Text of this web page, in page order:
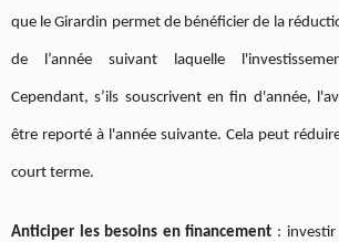
que le Girardin permet de bénéficier de la
de l’année suivant laquelle
Cependant, s’ils souscrivent en fin d'année,
être reporté à l'année suivante. Cela peut
court terme.
Anticiper les besoins en financement : investir